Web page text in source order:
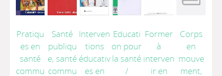
Pratiqu
es en
santé
commu
Santé
publiqu
e, santé
commu
Interven
tions
éducativ
es en
Educati
on pour
la santé
/
Former
à
interven
ir en
Corps
en
mouve
ment,